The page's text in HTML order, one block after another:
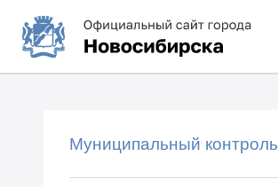
Муниципальный контроль